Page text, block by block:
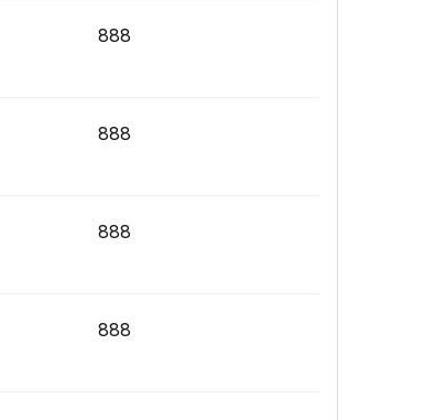
888
888
888
888